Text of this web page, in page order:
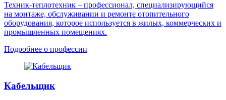
Техник-теплотехник – профессионал, специализирующийся
на монтаже, обслуживании и ремонте отопительного
оборудования, которое используется в жилых, коммерческих и
промышленных помещениях.
Подробнее о профессии
Кабельщик